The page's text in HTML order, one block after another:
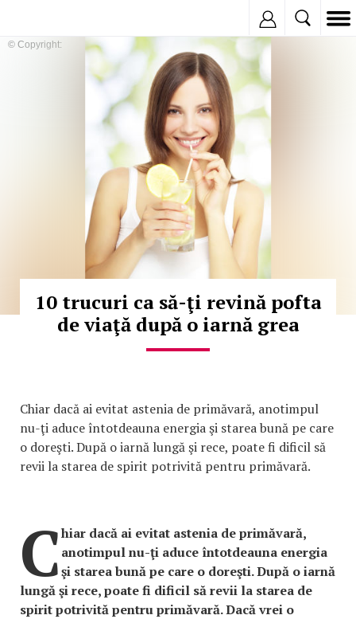
© Copyright:
10 trucuri ca să-ţi revină pofta
de viaţă după o iarnă grea
Chiar dacă ai evitat astenia de primăvară, anotimpul
nu-ţi aduce întotdeauna energia şi starea bună pe care
o doreşti. După o iarnă lungă şi rece, poate fi dificil să
revii la starea de spirit potrivită pentru primăvară.
Chiar dacă ai evitat astenia de primăvară,
anotimpul nu-ţi aduce întotdeauna energia
şi starea bună pe care o doreşti. După o iarnă
lungă şi rece, poate fi dificil să revii la starea de
spirit potrivită pentru primăvară. Dacă vrei o